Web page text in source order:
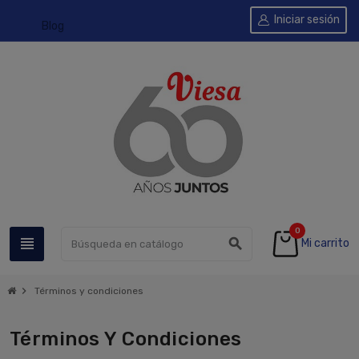
Blog
view_headline search
Iniciar sesión
0
Mi carrito
chevron_right Términos y condiciones
Términos Y Condiciones